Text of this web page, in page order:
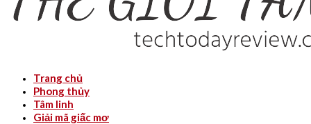
Trang chủ
Phong thủy
Tâm linh
Giải mã giấc mơ